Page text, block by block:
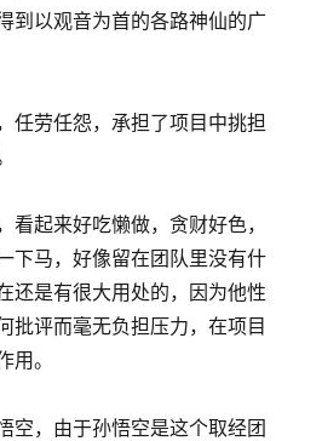
到以观音为首的各路神仙的广
劳任怨，承担了项目中挑担
起来好吃懒做，贪财好色，
下马，好像留在团队里没有什
还是有很大用处的，因为他性
批评而毫无负担压力，在项目
。
，由于孙悟空是这个取经团